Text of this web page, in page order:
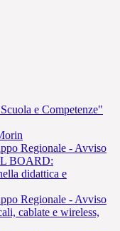
e Competenze"
Regionale - Avviso
BOARD:
didattica e
Regionale - Avviso
cablate e wireless,